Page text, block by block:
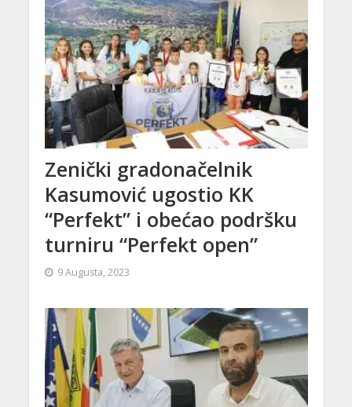
Zenički gradonačelnik
Kasumović ugostio KK
“Perfekt” i obećao podršku
turniru “Perfekt open”
9 Augusta, 2023